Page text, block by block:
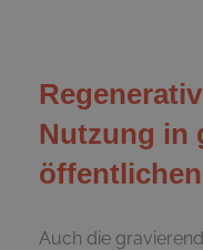
Nutzung in
Auch die